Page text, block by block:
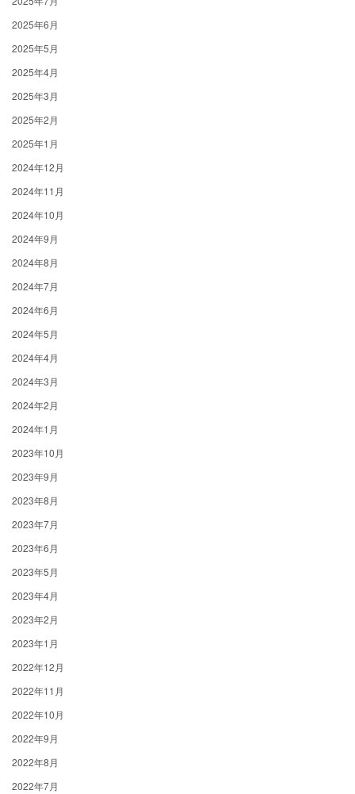
2025年6月
2025年5月
2025年4月
2025年3月
2025年2月
2025年1月
2024年12月
2024年11月
2024年10月
2024年9月
2024年8月
2024年7月
2024年6月
2024年5月
2024年4月
2024年3月
2024年2月
2024年1月
2023年10月
2023年9月
2023年8月
2023年7月
2023年6月
2023年5月
2023年4月
2023年2月
2023年1月
2022年12月
2022年11月
2022年10月
2022年9月
2022年8月
2022年7月